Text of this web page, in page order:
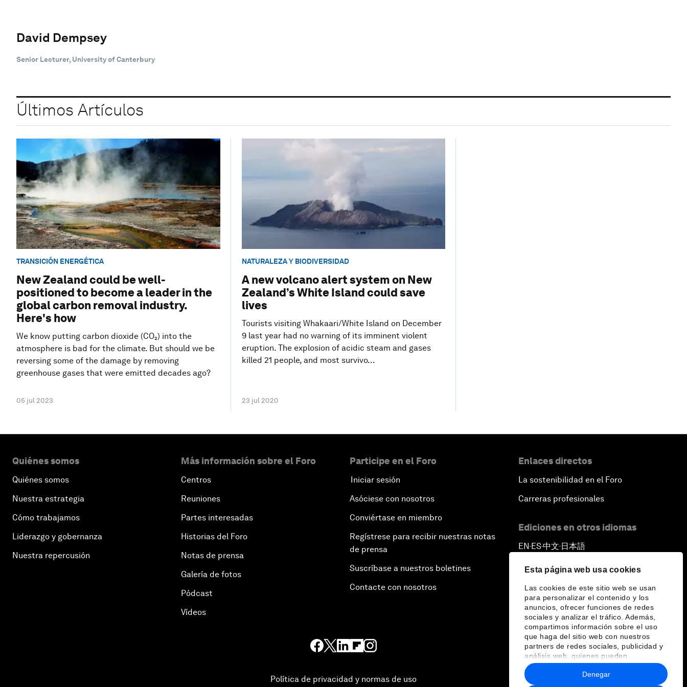
Esta página web usa cookies
Las cookies de este sitio web se usan
para personalizar el contenido y los
anuncios, ofrecer funciones de redes
sociales y analizar el tráfico. Además,
compartimos información sobre el uso
que haga del sitio web con nuestros
partners de redes sociales, publicidad y
análisis web, quienes pueden
combinarla con otra información que les
haya proporcionado o que hayan
recopilado a partir del uso que haya
Denegar
David Dempsey
Senior Lecturer, University of Canterbury
Últimos Artículos
TRANSICIÓN ENERGÉTICA
New Zealand could be well-
positioned to become a leader in the
global carbon removal industry.
Here's how
We know putting carbon dioxide (CO₂) into the
atmosphere is bad for the climate. But should we be
reversing some of the damage by removing
greenhouse gases that were emitted decades ago?
05 jul 2023
NATURALEZA Y BIODIVERSIDAD
A new volcano alert system on New
Zealand’s White Island could save
lives
Tourists visiting Whakaari/White Island on December
9 last year had no warning of its imminent violent
eruption. The explosion of acidic steam and gases
killed 21 people, and most survivo...
23 jul 2020
Quiénes somos
Quiénes somos
Nuestra estrategia
Cómo trabajamos
Liderazgo y gobernanza
Nuestra repercusión
Más información sobre el Foro
Centros
Reuniones
Partes interesadas
Historias del Foro
Notas de prensa
Galería de fotos
Pódcast
Vídeos
Participe en el Foro
Iniciar sesión
Asóciese con nosotros
Conviértase en miembro
Regístrese para recibir nuestras notas
de prensa
Suscríbase a nuestros boletines
Contacte con nosotros
Enlaces directos
La sostenibilidad en el Foro
Carreras profesionales
Ediciones en otros idiomas
EN ▪ ES▪中文▪ 日本語
Política de privacidad y normas de uso